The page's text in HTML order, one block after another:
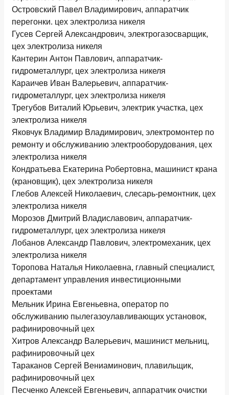
Островский Павел Владимирович, аппаратчик
перегонки. цех электролиза никеля
Гусев Сергей Александрович, электрогазосварщик,
цех электролиза никеля
Кантерин Антон Павлович, аппаратчик-
гидрометаллург, цех электролиза никеля
Караичев Иван Валерьевич, аппаратчик-
гидрометаллург, цех электролиза никеля
Трегубов Виталий Юрьевич, электрик участка, цех
электролиза никеля
Яковчук Владимир Владимирович, электромонтер по
ремонту и обслуживанию электрооборудования, цех
электролиза никеля
Кондратьева Екатерина Робертовна, машинист крана
(крановщик), цех электролиза никеля
Глебов Алексей Николаевич, слесарь-ремонтник, цех
электролиза никеля
Морозов Дмитрий Владиславович, аппаратчик-
гидрометаллург, цех электролиза никеля
Лобанов Александр Павлович, электромеханик, цех
электролиза никеля
Торопова Наталья Николаевна, главный специалист,
департамент управления инвестиционными
проектами
Мельник Ирина Евгеньевна, оператор по
обслуживанию пылегазоулавливающих установок,
рафинировочный цех
Хитров Александр Валерьевич, машинист мельниц,
рафинировочный цех
Тараканов Сергей Вениаминович, плавильщик,
рафинировочный цех
Песченко Алексей Евгеньевич, аппаратчик очистки